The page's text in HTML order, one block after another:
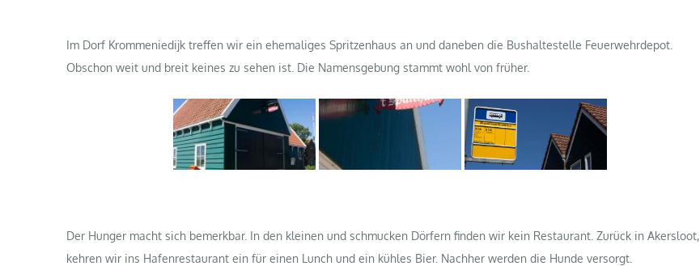
Im Dorf Krommeniedijk treffen wir ein ehemaliges Spritzenhaus an und daneben die Bushaltestelle Feuerwehrdepot.
Obschon weit und breit keines zu sehen ist. Die Namensgebung stammt wohl von früher.
Der Hunger macht sich bemerkbar. In den kleinen und schmucken Dörfern finden wir kein Restaurant. Zurück in Akersloot,
kehren wir ins Hafenrestaurant ein für einen Lunch und ein kühles Bier. Nachher werden die Hunde versorgt.